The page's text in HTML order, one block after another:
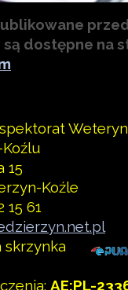
są dostępne na
15
Koźle
61
skrzynka
AE:PL-